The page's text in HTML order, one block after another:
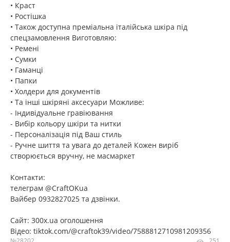
• Краст
• Ростішка
• Також доступна преміальна італійська шкіра під
спецзамовлення Виготовляю:
• Ремені
• Сумки
• Гаманці
• Папки
• Холдери для документів
• Та інші шкіряні аксесуари Можливе:
- Індивідуальне гравіювання
- Вибір кольору шкіри та нитки
- Персоналізація під Ваш стиль
- Ручне шиття та увага до деталей Кожен виріб
створюється вручну, не масмаркет
Контакти:
телеграм @CraftOKua
Вайбер 0932827025 та дзвінки.
Сайт: 300x.ua оголошення
Відео: tiktok.com/@craftok39/video/7588812710981209356